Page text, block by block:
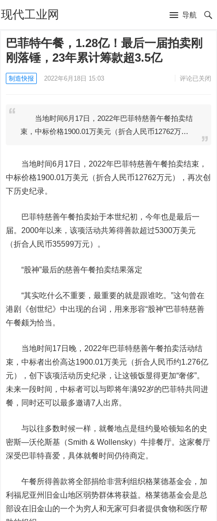
现代工业网 导航
巴菲特午餐，1.28亿！最后一届拍卖刚
刚落锤，23年累计筹款超3.5亿
制造快报 2022年6月18日 15:03 评论已关闭
当地时间6月17日，2022年巴菲特慈善午餐拍卖结
束，中标价格1900.01万美元（折合人民币12762万…
当地时间6月17日，2022年巴菲特慈善午餐拍卖结束，
中标价格1900.01万美元（折合人民币12762万元），再次创
下历史纪录。
巴菲特慈善午餐拍卖始于本世纪初，今年也是最后一
届。2000年以来，该项活动共筹得善款超过5300万美元
（折合人民币35599万元）。
“股神”最后的慈善午餐拍卖结果落定
“其实吃什么不重要，最重要的就是跟谁吃。”这句曾在
港剧《创世纪》中出现的台词，用来形容“股神”巴菲特慈善
午餐颇为恰当。
当地时间17日晚，2022年巴菲特慈善午餐拍卖活动结
束，中标者出价高达1900.01万美元（折合人民币约1.276亿
元），创下该项活动历史纪录，让这顿饭显得更加“奢侈”。
未来一段时间，中标者可以与即将年满92岁的巴菲特共同进
餐，同时还可以最多邀请7人出席。
与以往多数时候一样，就餐地点是纽约曼哈顿知名的史
密斯—沃伦斯基（Smith & Wollensky）牛排餐厅。这家餐厅
深受巴菲特喜爱，具体就餐时间仍待商定。
午餐所得善款将全部捐给非营利组织格莱德基金会，加
利福尼亚州旧金山地区弱势群体将获益。格莱德基金会是总
部设在旧金山的一个为穷人和无家可归者提供食物和医疗帮